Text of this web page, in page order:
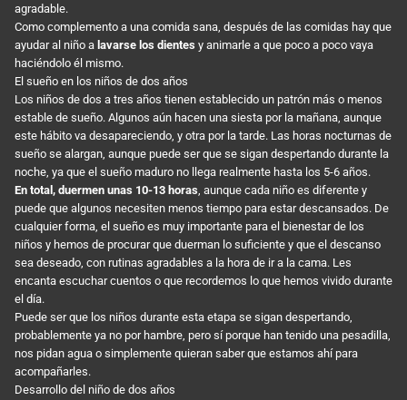
agradable.
Como complemento a una comida sana, después de las comidas hay que
ayudar al niño a lavarse los dientes y animarle a que poco a poco vaya
haciéndolo él mismo.
El sueño en los niños de dos años
Los niños de dos a tres años tienen establecido un patrón más o menos
estable de sueño. Algunos aún hacen una siesta por la mañana, aunque
este hábito va desapareciendo, y otra por la tarde. Las horas nocturnas de
sueño se alargan, aunque puede ser que se sigan despertando durante la
noche, ya que el sueño maduro no llega realmente hasta los 5-6 años.
En total, duermen unas 10-13 horas, aunque cada niño es diferente y
puede que algunos necesiten menos tiempo para estar descansados. De
cualquier forma, el sueño es muy importante para el bienestar de los
niños y hemos de procurar que duerman lo suficiente y que el descanso
sea deseado, con rutinas agradables a la hora de ir a la cama. Les
encanta escuchar cuentos o que recordemos lo que hemos vivido durante
el día.
Puede ser que los niños durante esta etapa se sigan despertando,
probablemente ya no por hambre, pero sí porque han tenido una pesadilla,
nos pidan agua o simplemente quieran saber que estamos ahí para
acompañarles.
Desarrollo del niño de dos años